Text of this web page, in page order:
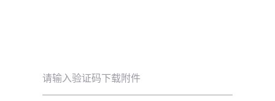
请输入验证码下载附件